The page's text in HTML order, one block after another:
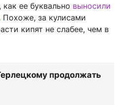
ее буквально выносили
Похоже, за кулисами
кипят не слабее, чем в
продолжать